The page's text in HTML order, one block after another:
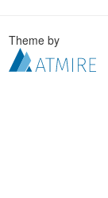
Theme by